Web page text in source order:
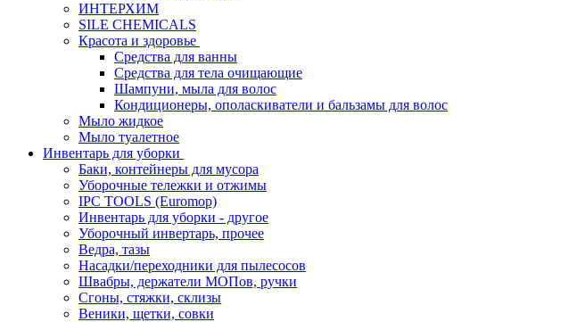
ИНТЕРХИМ
SILE CHEMICALS
Красота и здоровье
Средства для ванны
Средства для тела очищающие
Шампуни, мыла для волос
Кондиционеры, ополаскиватели и бальзамы для волос
Мыло жидкое
Мыло туалетное
Инвентарь для уборки
Баки, контейнеры для мусора
Уборочные тележки и отжимы
IPC TOOLS (Euromop)
Инвентарь для уборки - другое
Уборочный инвертарь, прочее
Ведра, тазы
Насадки/переходники для пылесосов
Швабры, держатели МОПов, ручки
Сгоны, стяжки, склизы
Веники, щетки, совки